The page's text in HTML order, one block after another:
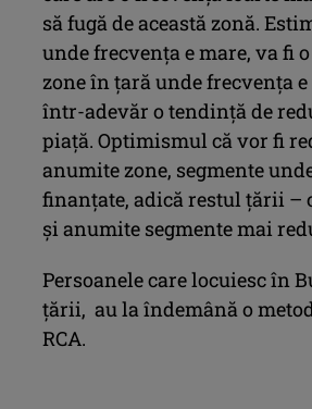
să fugă de această zonă.
unde frecvenţa e mare, va fi
zone în ţară unde frecvenţa
într-adevăr o tendinţă de
piaţă. Optimismul că vor fi
anumite zone, segmente
finanţate, adică restul ţării –
şi anumite segmente mai
Persoanele care locuiesc în
țării, au la îndemână o
RCA.